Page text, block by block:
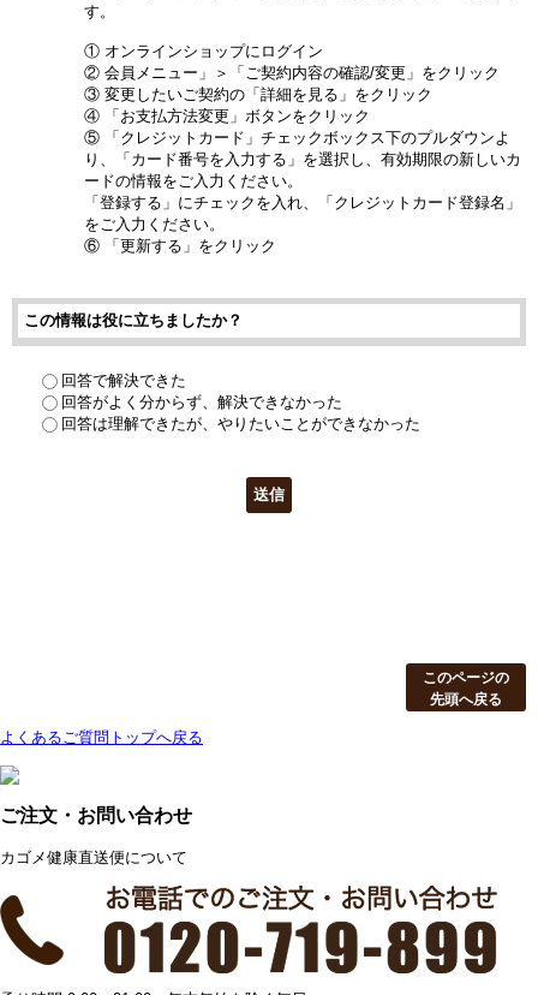
す。
① オンラインショップにログイン
② 会員メニュー」＞「ご契約内容の確認/変更」をクリック
③ 変更したいご契約の「詳細を見る」をクリック
④ 「お支払方法変更」ボタンをクリック
⑤ 「クレジットカード」チェックボックス下のプルダウンよ
り、「カード番号を入力する」を選択し、有効期限の新しいカ
ードの情報をご入力ください。
「登録する」にチェックを入れ、「クレジットカード登録名」
をご入力ください。
⑥ 「更新する」をクリック
この情報は役に立ちましたか？
回答で解決できた
回答がよく分からず、解決できなかった
回答は理解できたが、やりたいことができなかった
このページの
先頭へ戻る
よくあるご質問トップへ戻る
ご注文・お問い合わせ
カゴメ健康直送便について